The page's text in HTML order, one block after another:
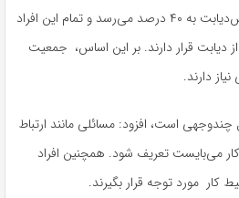
گفت: مجموع افراد دیابتی و پیش‌دیابت به ۴۰ درصد می‌رسد و تمام این افراد
قرار دارند. بر این اساس، جمعیت
دارند.
است، افزود: مسائلی مانند ارتباط
کار می‌بایست تعریف شود. همچنین افراد
کار مورد توجه قرار بگیرند.